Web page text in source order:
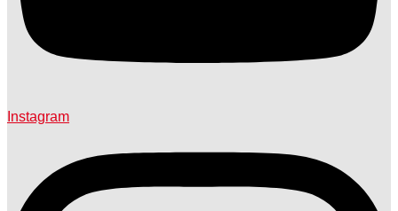
Instagram